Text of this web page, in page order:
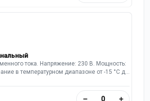
230 В. Мощность:
в температурном диапазоне от -15 °C до
уровень шума: 59 дБА. Максимальный
920 м³/ч. Диаметр
200 мм.
− +